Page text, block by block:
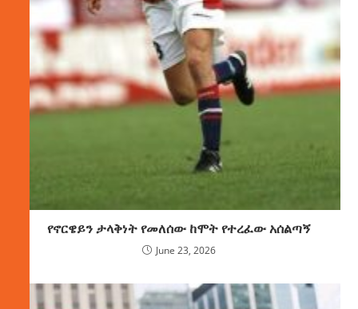
የኖርዌይን ታላቅነት የመለሰው ከሞት የተረፈው አሰልጣኝ
June 23, 2026